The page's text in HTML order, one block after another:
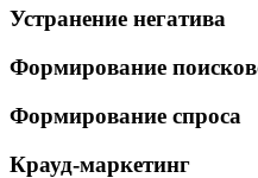
Устранение негатива
Формирование
Формирование спроса
Крауд-маркетинг